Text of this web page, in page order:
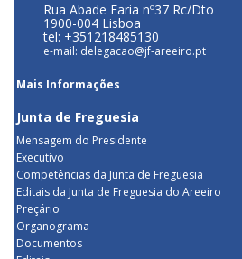
Rua Abade Faria nº37 Rc/Dto
1900-004 Lisboa
tel: +351218485130
e-mail: delegacao@jf-areeiro.pt
Mais Informações
Junta de Freguesia
Mensagem do Presidente
Executivo
Competências da Junta de Freguesia
Editais da Junta de Freguesia do Areeiro
Preçário
Organograma
Documentos